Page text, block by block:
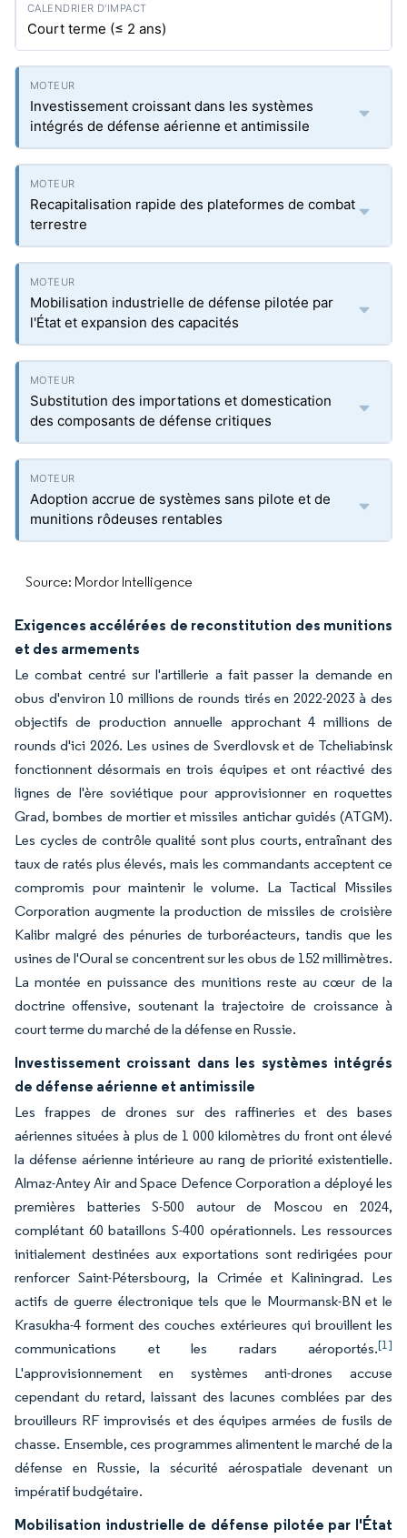
Court terme (≤ 2 ans)
Investissement croissant dans les systèmes
intégrés de défense aérienne et antimissile
Recapitalisation rapide des plateformes de combat
terrestre
Mobilisation industrielle de défense pilotée par
l'État et expansion des capacités
Substitution des importations et domestication
des composants de défense critiques
Adoption accrue de systèmes sans pilote et de
munitions rôdeuses rentables
Source: Mordor Intelligence
Exigences accélérées de reconstitution des munitions
et des armements
Le combat centré sur l'artillerie a fait passer la demande en
obus d'environ 10 millions de rounds tirés en 2022-2023 à des
objectifs de production annuelle approchant 4 millions de
rounds d'ici 2026. Les usines de Sverdlovsk et de Tcheliabinsk
fonctionnent désormais en trois équipes et ont réactivé des
lignes de l'ère soviétique pour approvisionner en roquettes
Grad, bombes de mortier et missiles antichar guidés (ATGM).
Les cycles de contrôle qualité sont plus courts, entraînant des
taux de ratés plus élevés, mais les commandants acceptent ce
compromis pour maintenir le volume. La Tactical Missiles
Corporation augmente la production de missiles de croisière
Kalibr malgré des pénuries de turboréacteurs, tandis que les
usines de l'Oural se concentrent sur les obus de 152 millimètres.
La montée en puissance des munitions reste au cœur de la
doctrine offensive, soutenant la trajectoire de croissance à
court terme du marché de la défense en Russie.
Investissement croissant dans les systèmes intégrés
de défense aérienne et antimissile
Les frappes de drones sur des raffineries et des bases
aériennes situées à plus de 1 000 kilomètres du front ont élevé
la défense aérienne intérieure au rang de priorité existentielle.
Almaz-Antey Air and Space Defence Corporation a déployé les
premières batteries S-500 autour de Moscou en 2024,
complétant 60 bataillons S-400 opérationnels. Les ressources
initialement destinées aux exportations sont redirigées pour
renforcer Saint-Pétersbourg, la Crimée et Kaliningrad. Les
actifs de guerre électronique tels que le Mourmansk-BN et le
Krasukha-4 forment des couches extérieures qui brouillent les
communications et les radars aéroportés.[1]
L'approvisionnement en systèmes anti-drones accuse
cependant du retard, laissant des lacunes comblées par des
brouilleurs RF improvisés et des équipes armées de fusils de
chasse. Ensemble, ces programmes alimentent le marché de la
défense en Russie, la sécurité aérospatiale devenant un
impératif budgétaire.
Mobilisation industrielle de défense pilotée par l'État